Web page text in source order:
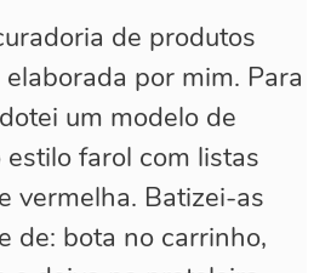
de produtos
por mim. Para
um modelo de
farol com listas
vermelha. Batizei-as
de: bota no carrinho,